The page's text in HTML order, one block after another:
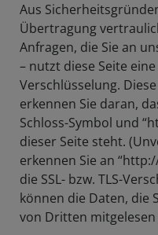
Aus
Übertragung
Anfragen, die Sie an
– nutzt diese Seite eine
Verschlüsselung.
erkennen Sie daran,
Schloss-Symbol und
dieser Seite steht.
erkennen Sie an
die SSL- bzw. TLS-
können die Daten, die
von Dritten